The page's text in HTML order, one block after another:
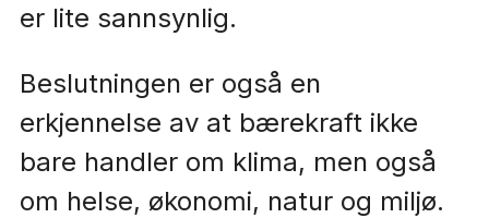
er lite sannsynlig.
Beslutningen er også en
erkjennelse av at bærekraft ikke
bare handler om klima, men også
om helse, økonomi, natur og miljø.